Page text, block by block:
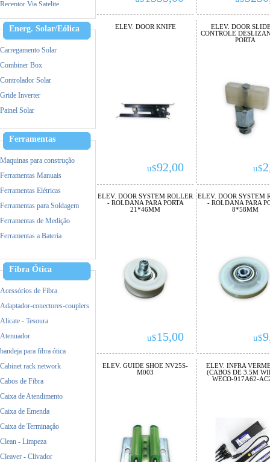
Receptor Via Satelite
Ar Condicionado
Triturador De Papel
Accessorios
Energ. Solar/Eólica
Carregamento Solar
Combiner Box
Controlador Solar
Gride Inverter
Painel Solar
Ferramentas
Maquinas para construção
Ferramentas Manuais
Ferramentas Elétricas
Ferramentas para Soldagem
Ferramentas de Medição
Ferramentas a Bateria
Equipamento de Proteção (EPI)
Incêndio
Fibra Ótica
Acessórios de Fibra
Adaptador-conectores-couplers
Alicate - Tesoura
Atenuador
bandeja para fibra ótica
Cabinet rack network
Cabos de Fibra
Caixa de Atendimento
Caixa de Emenda
Caixa de Terminaçâo
Clean - Limpeza
Cleaver - Clivador
ELEV. DOOR KNIFE
u$92,00
ELEV. DOOR
CONTROLE
PORTA
u$
ELEV. DOOR SYSTEM ROLLER
- ROLDANA PARA PORTA
21*46MM
u$15,00
ELEV. DOOR SYSTEM
- ROLDANA PARA
8*58MM
u$
ELEV. GUIDE SHOE NV25S-
M003
ELEV. INFRA
(CABOS DE 3.5M
WECO-917A62-